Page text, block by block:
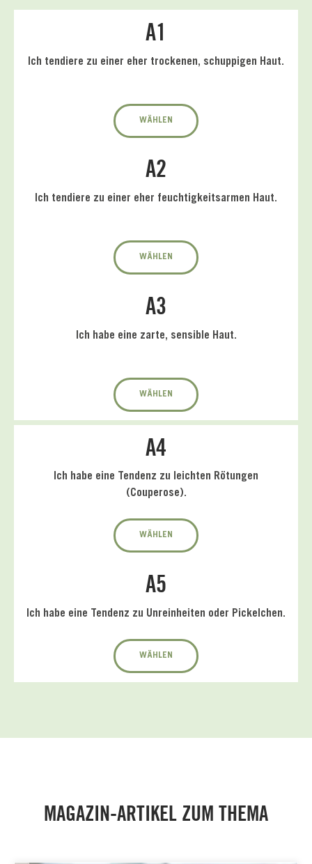
A1
Ich tendiere zu einer eher trockenen, schuppigen Haut.
WÄHLEN
A2
Ich tendiere zu einer eher feuchtigkeitsarmen Haut.
WÄHLEN
A3
Ich habe eine zarte, sensible Haut.
WÄHLEN
A4
Ich habe eine Tendenz zu leichten Rötungen
(Couperose).
WÄHLEN
A5
Ich habe eine Tendenz zu Unreinheiten oder Pickelchen.
WÄHLEN
MAGAZIN-ARTIKEL ZUM THEMA